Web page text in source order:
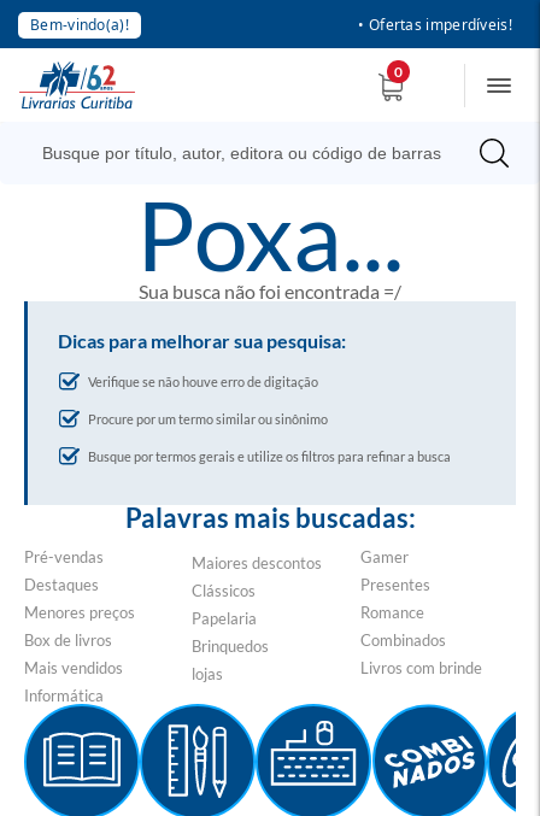
Bem-vindo(a)! • Ofertas imperdíveis!
0
poxa...
Sua busca não foi encontrada =/
Dicas para melhorar sua pesquisa:
Verifique se não houve erro de digitação
Procure por um termo similar ou sinônimo
Busque por termos gerais e utilize os filtros para refinar a busca
Palavras mais buscadas:
Pré-vendas
Destaques
Menores preços
Box de livros
Mais vendidos
Informática
Maiores descontos
Clássicos
Papelaria
Brinquedos
lojas
Gamer
Presentes
Romance
Combinados
Livros com brinde